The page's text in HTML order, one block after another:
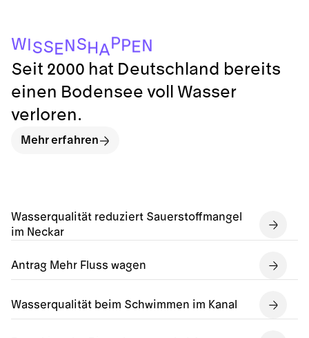
Wasserqualität reduziert Sauerstoffmangel
im Neckar
Antrag Mehr Fluss wagen
Wasserqualität beim Schwimmen im Kanal
W SSE N SHAP P E N
Seit 2000 hat Deutschland bereits
einen Bodensee voll Wasser
verloren.
Mehr erfahren